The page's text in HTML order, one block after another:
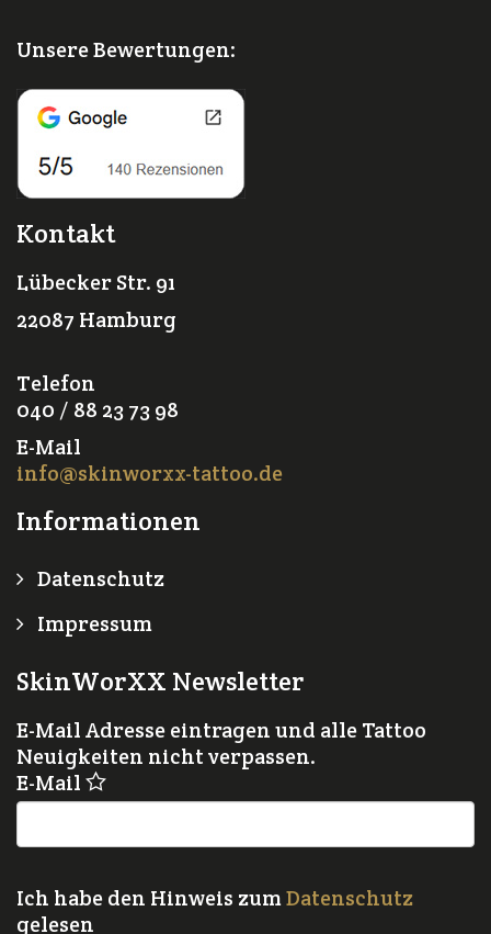
Unsere Bewertungen:
Kontakt
Lübecker Str. 91
22087 Hamburg
Telefon
040 / 88 23 73 98
E-Mail
info@skinworxx-tattoo.de
Informationen
Datenschutz
Impressum
SkinWorXX Newsletter
E-Mail Adresse eintragen und alle Tattoo
Neuigkeiten nicht verpassen.
E-Mail
Ich habe den Hinweis zumDatenschutz
gelesen